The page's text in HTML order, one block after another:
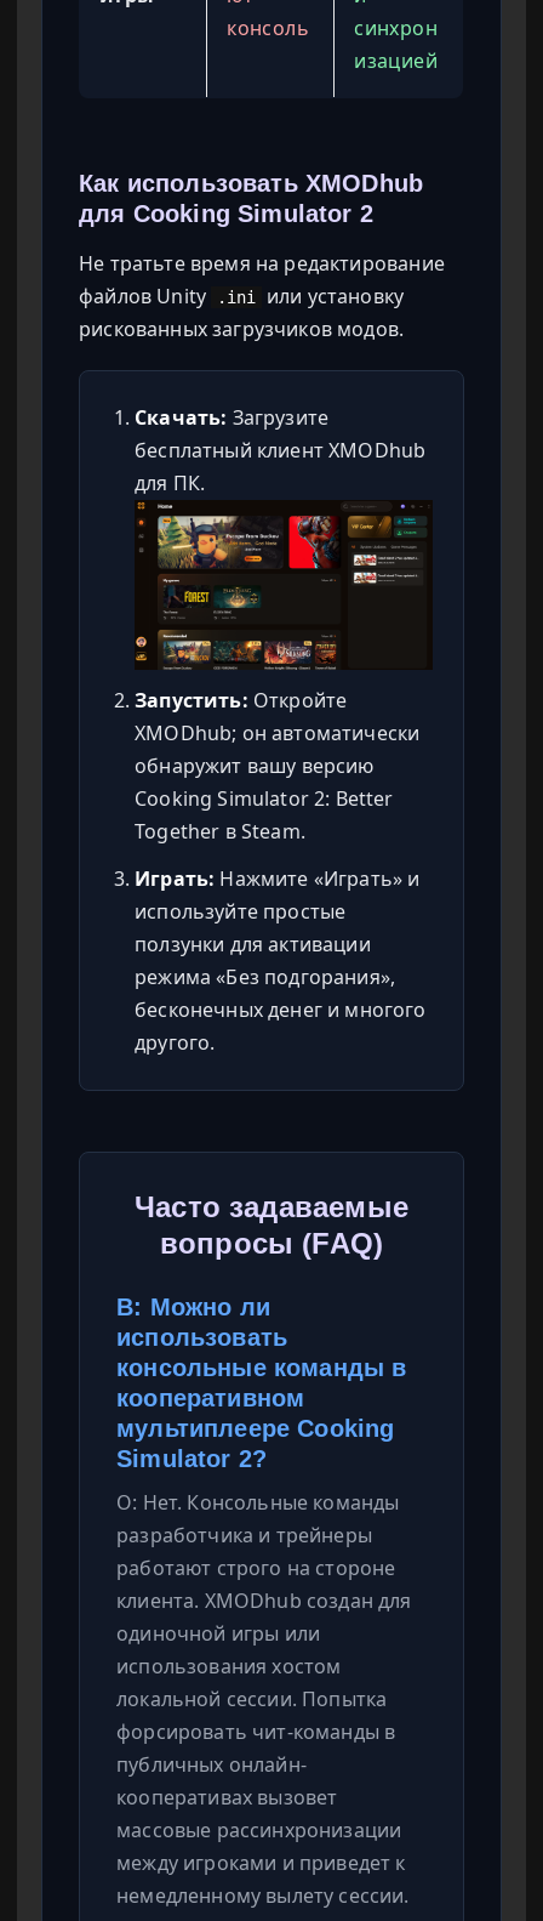
консоль
синхрон
изацией
Как использовать XMODhub
для Cooking Simulator 2
Не тратьте время на редактирование
файлов Unity
.ini
или установку
рискованных загрузчиков модов.
Скачать: Загрузите
бесплатный клиент XMODhub
для ПК.
Запустить: Откройте
XMODhub; он автоматически
обнаружит вашу версию
Cooking Simulator 2: Better
Together в Steam.
Играть: Нажмите «Играть» и
используйте простые
ползунки для активации
режима «Без подгорания»,
бесконечных денег и многого
другого.
Часто задаваемые
вопросы (FAQ)
В: Можно ли
использовать
консольные команды в
кооперативном
мультиплеере Cooking
Simulator 2?
О: Нет. Консольные команды
разработчика и трейнеры
работают строго на стороне
клиента. XMODhub создан для
одиночной игры или
использования хостом
локальной сессии. Попытка
форсировать чит-команды в
публичных онлайн-
кооперативах вызовет
массовые рассинхронизации
между игроками и приведет к
немедленному вылету сессии.